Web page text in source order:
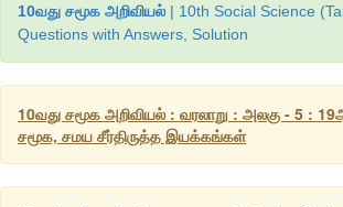
10வது சமூக அறிவியல் | 10th Social Science
Questions with Answers, Solution
10வது சமூக அறிவியல் : வரலாறு : அலகு - 5 :
சமூக, சமய சீர்திருத்த இயக்கங்கள்